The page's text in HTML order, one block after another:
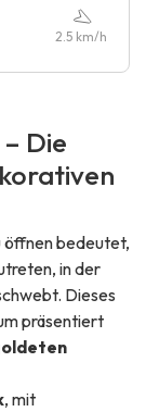
2.5 km/h
– Die
öffnen bedeutet,
in der
Dieses
präsentiert
, mit